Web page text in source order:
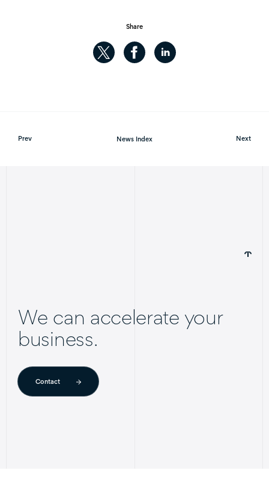
Prev Next
News Index
Share
We can accelerate your
business.
Contact